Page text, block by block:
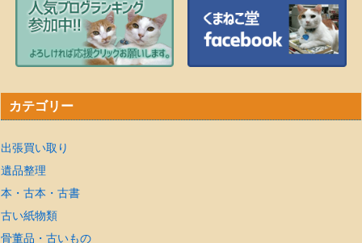
カテゴリー
出張買い取り
遺品整理
本・古本・古書
古い紙物類
骨董品・古いもの